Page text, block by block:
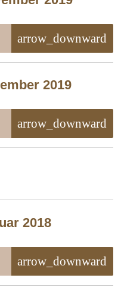
arrow_downward
2019
arrow_downward
2018
arrow_downward